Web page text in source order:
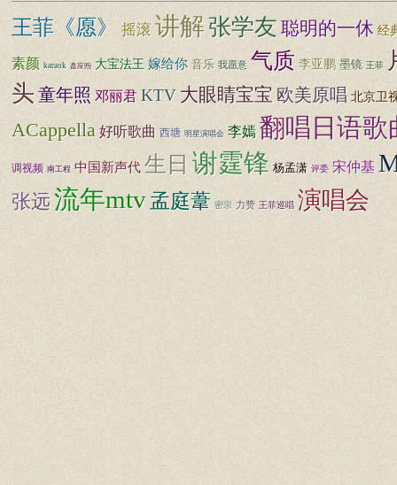
王菲《愿》 摇滚 讲解张学友聪明的一休 经
素颜 karaok 盘应煦 大宝法王 嫁给你 音乐 我愿意 气质 李亚鹏 墨镜 王菲
头童年照 邓丽君 KTV 大眼睛宝宝 欧美原唱 北京卫
ACappella 好听歌曲 西塘 明星演唱会 李嫣 翻唱日语歌
调视频 南工程 中国新声代 生日 谢霆锋 杨孟潇 评委 宋仲基
张远流年mtv孟庭葦 密宗 力赞 王菲巡唱 演唱会